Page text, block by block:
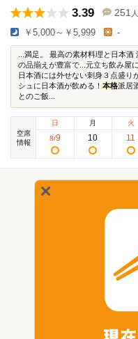
3.39 251 人
￥5,000～￥5,999 -
...満足。 最高の素材料理と日本酒
の品揃えが豊富で...元立ち飲み屋
日本酒には外せない刺身３点盛り
シュに日本酒が飲める！ 本格派居
とのご飯...
空席
情報
日
8/9
月
10
火
11